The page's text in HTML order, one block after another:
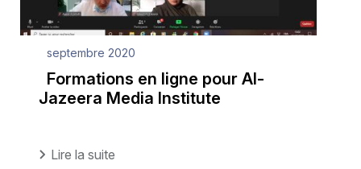
septembre 2020
Formations en ligne pour Al-
Jazeera Media Institute
Lire la suite